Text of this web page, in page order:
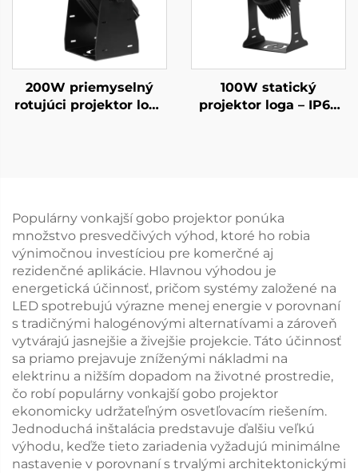
200W priemyselný
rotujúci projektor loga
100W statický
projektor loga – IP67
Populárny vonkajší gobo projektor ponúka
množstvo presvedčivých výhod, ktoré ho robia
výnimočnou investíciou pre komerčné aj
rezidenčné aplikácie. Hlavnou výhodou je
energetická účinnosť, pričom systémy založené na
LED spotrebujú výrazne menej energie v porovnaní
s tradičnými halogénovými alternatívami a zároveň
vytvárajú jasnejšie a živejšie projekcie. Táto účinnosť
sa priamo prejavuje zníženými nákladmi na
elektrinu a nižším dopadom na životné prostredie,
čo robí populárny vonkajší gobo projektor
ekonomicky udržateľným osvetľovacím riešením.
Jednoduchá inštalácia predstavuje ďalšiu veľkú
výhodu, keďže tieto zariadenia vyžadujú minimálne
nastavenie v porovnaní s trvalými architektonickými